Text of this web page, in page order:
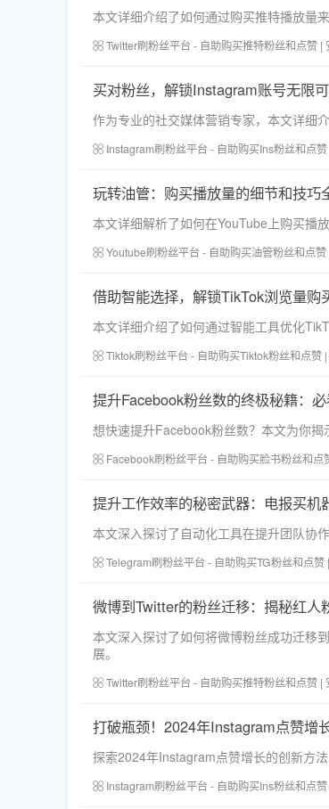
本文详细介绍了如何通过购买推特播放量
Twitter刷粉丝平台 - 自助购买推特粉丝和点赞 |
买对粉丝，解锁Instagram账号无限
作为专业的社交媒体营销专家，本文详细
Instagram刷粉丝平台 - 自助购买Ins粉丝和点
玩转油管：购买播放量的细节和技巧
本文详细解析了如何在YouTube上购买播
Youtube刷粉丝平台 - 自助购买油管粉丝和点
借助智能选择，解锁TikTok浏览量购
本文详细介绍了如何通过智能工具优化
Tiktok刷粉丝平台 - 自助购买Tiktok粉丝和点赞
提升Facebook粉丝数的终极秘籍：必
想快速提升Facebook粉丝数？本文为你揭
Facebook刷粉丝平台 - 自助购买脸书粉丝和点
提升工作效率的秘密武器：电报买机
本文深入探讨了自动化工具在提升团队协
Telegram刷粉丝平台 - 自助购买TG粉丝和点赞
微博到Twitter的粉丝迁移：揭秘红人
本文深入探讨了如何将微博粉丝成功迁移
展。
Twitter刷粉丝平台 - 自助购买推特粉丝和点赞 |
打破瓶颈！2024年Instagram点赞增
探索2024年Instagram点赞增长的创新方
Instagram刷粉丝平台 - 自助购买Ins粉丝和点